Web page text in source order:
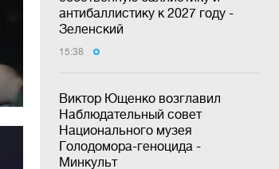
антибаллистику к 2027 году -
Зеленский
15:38
Виктор Ющенко возглавил
Наблюдательный совет
Национального музея
Голодомора-геноцида -
Минкульт